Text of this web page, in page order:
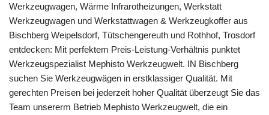
Werkzeugwagen, Wärme Infrarotheizungen, Werkstatt
Werkzeugwagen und Werkstattwagen & Werkzeugkoffer aus
Bischberg Weipelsdorf, Tütschengereuth und Rothhof, Trosdorf
entdecken: Mit perfektem Preis-Leistung-Verhältnis punktet
Werkzeugspezialist Mephisto Werkzeugwelt. IN Bischberg
suchen Sie Werkzeugwägen in erstklassiger Qualität. Mit
gerechten Preisen bei jederzeit hoher Qualität überzeugt Sie das
Team unsererm Betrieb Mephisto Werkzeugwelt, die ein